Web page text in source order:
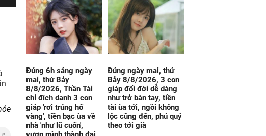
Đúng 6h sáng ngày
mai, thứ Bảy
8/8/2026, Thần Tài
chỉ đích danh 3 con
giáp 'rơi trúng hố
vàng', tiền bạc ùa về
nhà 'như lũ cuốn',
Đúng ngày mai, thứ
Bảy 8/8/2026, 3 con
giáp đổi đời dễ dàng
như trở bàn tay, tiền
tài ùa tới, ngồi không
lộc cũng đến, phú quý
theo tới già